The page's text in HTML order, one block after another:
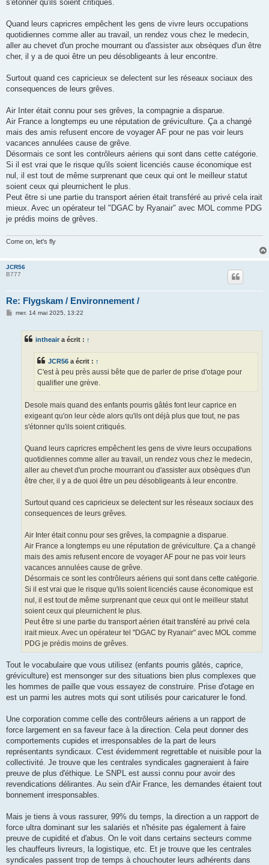
s'étonner qu'ils soient critiqués.
Quand leurs capricres empêchent les gens de vivre leurs occupations
quotidiennes comme aller au travail, un rendez vous chez le medecin,
aller au chevet d'un proche mourrant ou d'assister aux obsèques d'un être
cher, il y a de quoi être un peu désobligeants à leur encontre.
Surtout quand ces capricieux se delectent sur les réseaux sociaux des
consequences de leurs grêves.
Air Inter était connu pour ses grêves, la compagnie a disparue.
Air France a longtemps eu une réputation de gréviculture. Ça a changé
mais des amis refusent encore de voyager AF pour ne pas voir leurs
vacances annulées cause de grêve.
Désormais ce sont les contrôleurs aériens qui sont dans cette catégorie.
Si il est vrai que le risque qu'ils soient licenciés cause économique est
nul, il est tout de même surprenant que ceux qui ont le meilleur statut
soient ceux qui pleurnichent le plus.
Peut être si une partie du transport aérien était transféré au privé cela irait
mieux. Avec un opérateur tel "DGAC by Ryanair" avec MOL comme PDG
je prédis moins de grêves.
Come on, let's fly
JCR56
B777
Re: Flygskam / Environnement /
Mmer. 14 mai 2025, 13:22
intheair a écrit : ↑
JCR56 a écrit : ↑
C'est à peu près aussi bête que de parler de prise d'otage pour
qualifier une grève.
Desole mais quand des enfants pourris gâtés font leur caprice en
exigeant qu'on leur cède alors qu'ils ont déjà plus que tout, ne pas
s'étonner qu'ils soient critiqués.
Quand leurs capricres empêchent les gens de vivre leurs occupations
quotidiennes comme aller au travail, un rendez vous chez le medecin,
aller au chevet d'un proche mourrant ou d'assister aux obsèques d'un
être cher, il y a de quoi être un peu désobligeants à leur encontre.
Surtout quand ces capricieux se delectent sur les réseaux sociaux des
consequences de leurs grêves.
Air Inter était connu pour ses grêves, la compagnie a disparue.
Air France a longtemps eu une réputation de gréviculture. Ça a changé
mais des amis refusent encore de voyager AF pour ne pas voir leurs
vacances annulées cause de grêve.
Désormais ce sont les contrôleurs aériens qui sont dans cette catégorie.
Si il est vrai que le risque qu'ils soient licenciés cause économique est
nul, il est tout de même surprenant que ceux qui ont le meilleur statut
soient ceux qui pleurnichent le plus.
Peut être si une partie du transport aérien était transféré au privé cela
irait mieux. Avec un opérateur tel "DGAC by Ryanair" avec MOL comme
PDG je prédis moins de grêves.
Tout le vocabulaire que vous utilisez (enfants pourris gâtés, caprice,
gréviculture) est mensonger sur des situations bien plus complexes que
les hommes de paille que vous essayez de construire. Prise d'otage en
est un parmi les autres mots qui sont utilisés pour caricaturer le fond.
Une corporation comme celle des contrôleurs aériens a un rapport de
force largement en sa faveur face à la direction. Cela peut donner des
comportements cupides et irresponsables de la part de leurs
représentants syndicaux. C'est évidemment regrettable et nuisible pour la
collectivité. Je trouve que les centrales syndicales gagneraient à faire
preuve de plus d'éthique. Le SNPL est aussi connu pour avoir des
revendications délirantes. Au sein d'Air France, les demandes étaient tout
bonnement irresponsables.
Mais je tiens à vous rassurer, 99% du temps, la direction a un rapport de
force ultra dominant sur les salariés et n'hésite pas également à faire
preuve de cupidité et d'abus. On le voit dans certains secteurs comme
les chauffeurs livreurs, la logistique, etc. Et je trouve que les centrales
syndicales passent trop de temps à chouchouter leurs adhérents dans